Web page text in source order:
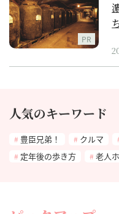
PR
人気のキーワード
豊臣兄弟！ クルマ
定年後の歩き方
老人